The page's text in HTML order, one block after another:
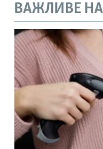
ВАЖЛИВЕ